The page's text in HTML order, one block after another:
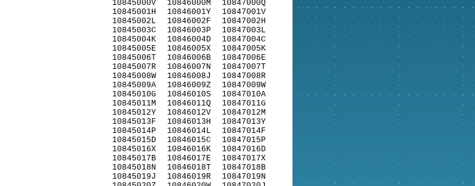
10845000V
10845001H
10845002L
10845003C
10845004K
10845005E
10845006T
10845007R
10845008W
10845009A
10845010G
10845011M
10845012Y
10845013F
10845014P
10845015D
10845016X
10845017B
10845018N
10845019J
10846000M
10846001Y
10846002F
10846003P
10846004D
10846005X
10846006B
10846007N
10846008J
10846009Z
10846010S
10846011Q
10846012V
10846013H
10846014L
10846015C
10846016K
10846017E
10846018T
10846019R
10847000Q
10847001V
10847002H
10847003L
10847004C
10847005K
10847006E
10847007T
10847008R
10847009W
10847010A
10847011G
10847012M
10847013Y
10847014F
10847015P
10847016D
10847017X
10847018B
10847019N